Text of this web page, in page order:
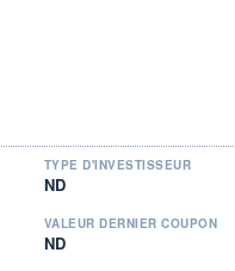
TYPE D'INVESTISSEUR
ND
VALEUR DERNIER COUPON
ND